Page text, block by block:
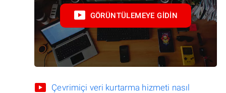
GÖRÜNTÜLEMEYE GIDIN
Çevrimiçi veri kurtarma hizmeti nasıl